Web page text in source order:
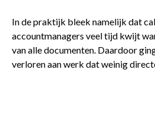
In de praktijk bleek namelijk dat
accountmanagers veel tijd kwijt
van alle documenten. Daardoor
verloren aan werk dat weinig